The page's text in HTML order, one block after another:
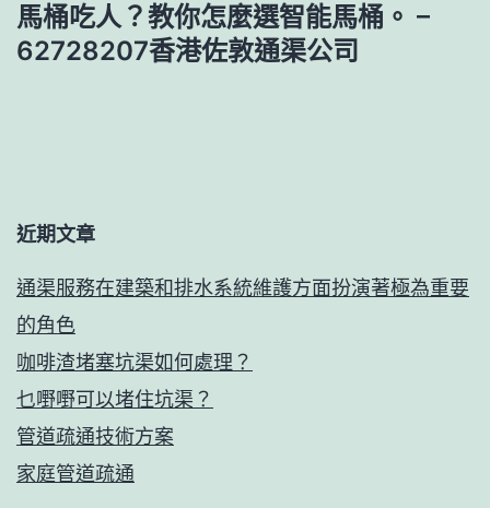
馬桶吃人？教你怎麼選智能馬桶。 –
62728207香港佐敦通渠公司
近期文章
通渠服務在建築和排水系統維護方面扮演著極為重要
的角色
咖啡渣堵塞坑渠如何處理？
乜嘢嘢可以堵住坑渠？
管道疏通技術方案
家庭管道疏通